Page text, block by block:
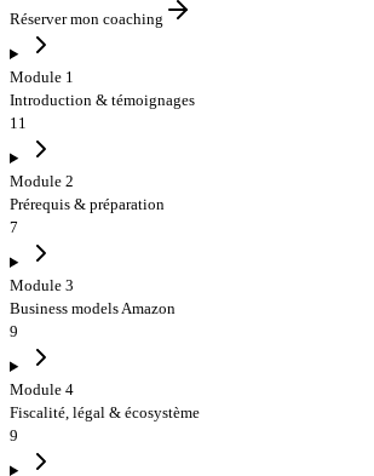
Réserver mon coaching
Module 1
Introduction & témoignages
11
Module 2
Prérequis & préparation
7
Module 3
Business models Amazon
9
Module 4
Fiscalité, légal & écosystème
9